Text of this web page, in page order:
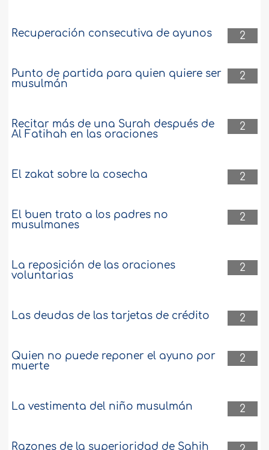
2
Recuperación consecutiva de ayunos
2
Punto de partida para quien quiere ser
musulmán
2
Recitar más de una Surah después de
Al Fatihah en las oraciones
2
El zakat sobre la cosecha
2
El buen trato a los padres no
musulmanes
2
La reposición de las oraciones
voluntarias
2
Las deudas de las tarjetas de crédito
2
Quien no puede reponer el ayuno por
muerte
2
La vestimenta del niño musulmán
Razones de la superioridad de Sahih